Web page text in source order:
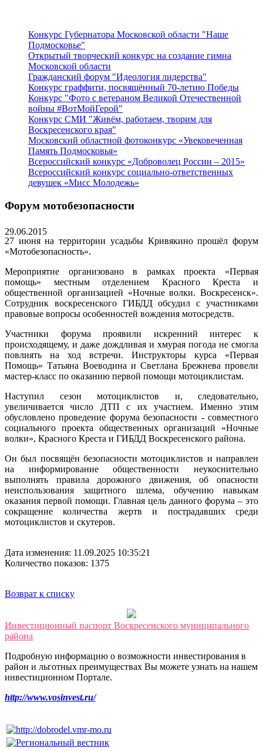
Конкурс Губернатора Московской области "Наше
Подмосковье"
Открытый творческий конкурс на создание гимна
Московской области
Гражданский форум "Идеология лидерства"
Конкурс граффити, посвящённый 70-летию Победы
Конкурс "Фото с ветераном Великой Отечественной
войны #ВотМойГерой"
Конкурс СМИ "Живём, работаем, творим для
Воскресенского края"
Московский областной фотоконкурс «Увековеченная
Память Подмосковья»
Всероссийский конкурс «Доброволец России – 2015»
Всероссийский конкурс социально-ответственных
девушек «Мисс Молодежь»
Форум мотобезопасности
29.06.2015
27 июня на территории усадьбы Кривякино прошёл форум
«Мотобезопасность».
Мероприятие организовано в рамках проекта «Первая
помощь» местным отделением Красного Креста и
общественной организацией «Ночные волки. Воскресенск».
Сотрудник воскресенского ГИБДД обсудил с участниками
правовые вопросы особенностей вождения мотосредств.
Участники форума проявили искренний интерес к
происходящему, и даже дождливая и хмурая погода не смогла
повлиять на ход встречи. Инструкторы курса «Первая
Помощь» Татьяна Воеводина и Светлана Брежнева провели
мастер-класс по оказанию первой помощи мотоциклистам.
Наступил сезон мотоциклистов и, следовательно,
увеличивается число ДТП с их участием. Именно этим
обусловлено проведение форума безопасности - совместного
социального проекта общественных организаций «Ночные
волки», Красного Креста и ГИБДД Воскресенского района.
Он был посвящён безопасности мотоциклистов и направлен
на информирование общественности неукоснительно
выполнять правила дорожного движения, об опасности
неиспользования защитного шлема, обучению навыкам
оказания первой помощи. Главная цель данного форума – это
сокращение количества жертв и пострадавших среди
мотоциклистов и скутеров.
Дата изменения: 11.09.2025 10:35:21
Количество показов: 1375
Возврат к списку
Инвестиционный паспорт Воскресенского муниципального
района
Подробную информацию о возможности инвестирования в
район и льготных преимуществах Вы можете узнать на нашем
инвестиционном Портале.
http://www.vosinvest.ru/